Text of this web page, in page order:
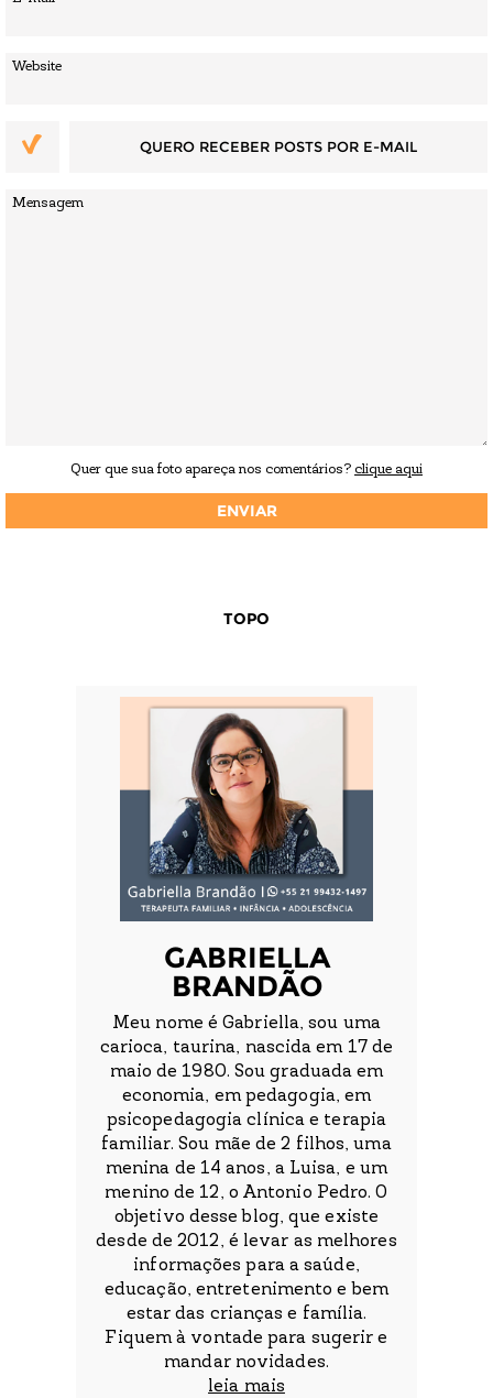
QUERO RECEBER POSTS POR E-MAIL
Quer que sua foto apareça nos comentários? clique aqui
TOPO
GABRIELLA
BRANDÃO
Meu nome é Gabriella, sou uma
carioca, taurina, nascida em 17 de
maio de 1980. Sou graduada em
economia, em pedagogia, em
psicopedagogia clínica e terapia
familiar. Sou mãe de 2 filhos, uma
menina de 14 anos, a Luisa, e um
menino de 12, o Antonio Pedro. O
objetivo desse blog, que existe
desde de 2012, é levar as melhores
informações para a saúde,
educação, entretenimento e bem
estar das crianças e família.
Fiquem à vontade para sugerir e
mandar novidades.
leia mais